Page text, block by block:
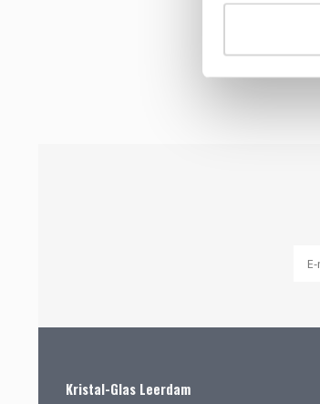
Kristal-Glas Leerdam